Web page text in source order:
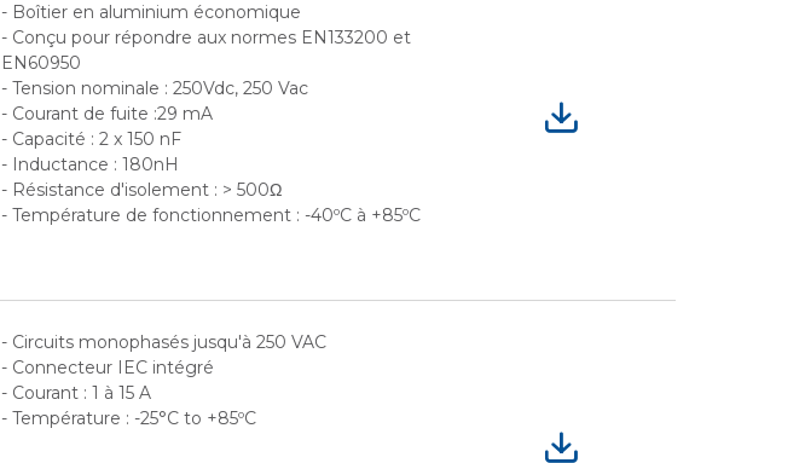
- Boîtier en aluminium économique
- Conçu pour répondre aux normes EN133200 et
EN60950
- Tension nominale : 250Vdc, 250 Vac
- Courant de fuite :29 mA
- Capacité : 2 x 150 nF
- Inductance : 180nH
- Résistance d'isolement : > 500Ω
- Température de fonctionnement : -40ºC à +85ºC
- Circuits monophasés jusqu'à 250 VAC
- Connecteur IEC intégré
- Courant : 1 à 15 A
- Température : -25°C to +85ºC